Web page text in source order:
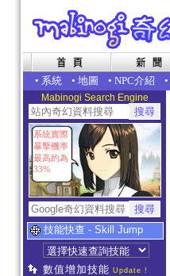
• 系統 • 地圖 • NPC介紹 •
Mabinogi Search Engine
系統實際
暴擊機率
最高約為
33%
技能快查 - Skill Jump
數值增加技能 Update !